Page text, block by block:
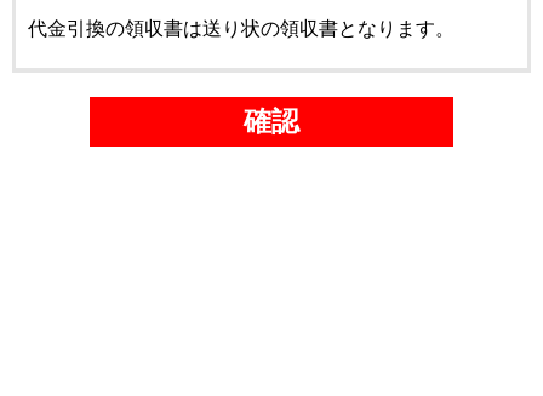
代金引換の領収書は送り状の領収書となります。